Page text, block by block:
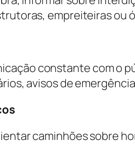
empreiteiras
constante com o
avisos de
caminhões sobre